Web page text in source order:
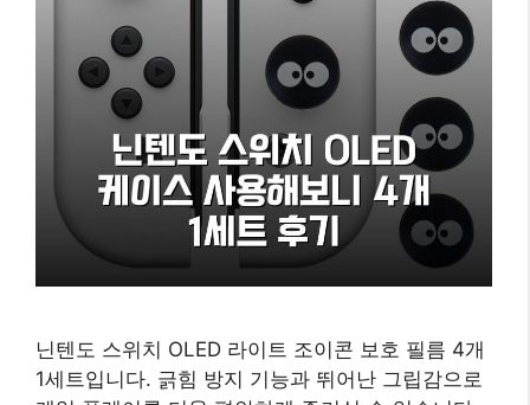
닌텐도 스위치 OLED 라이트 조이콘 보호 필름 4개
1세트입니다. 긁힘 방지 기능과 뛰어난 그립감으로